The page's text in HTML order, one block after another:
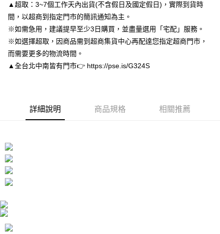
【關於「AFTEE先享後付」】
AFTEE先享後付是「在收到商品之後才付款」的支付方式。 讓您購物簡單
便利好安心！
１．簡單：不需註冊會員、不需綁卡、不需儲值。
２．便利：只要手機號碼，簡訊認證，即可結帳。
３．安心：先確認商品／服務後，再付款。
【「AFTEE先享後付」結帳流程】
３．收到繳費通知簡訊後14天內，點擊此簡訊中的連結，可透過四大超商／
※ 交易是否成功請以「AFTEE先享後付 」之結帳頁面顯示為準，若有關於
是否繳費成功／繳費後需取消欲退款等相關疑問，請聯繫「AFTEE先享後付
客戶支援中心」
【注意事項】
https://aftee.tw/terms/#terms3
ATM付款
運送方式
付款後全家取貨
每筆NT$80，滿NT$3,000(含以上)免運費
離島宅配
每筆NT$220
海外宅配
▲超取：3~7個工作天內出貨(不含假日及國定假日)，實際到貨時
間，以超商到指定門市的簡訊通知為主。
※如需急用，建議提早至少3日購買，並盡量選用「宅配」服務。
※如選擇超取，因商品需到超商集貨中心再配達您指定超商門市，
而需要更多的物流時間。
▲全台北中南皆有門市👉 https://pse.is/G324S
詳細說明 商品規格 相關推薦